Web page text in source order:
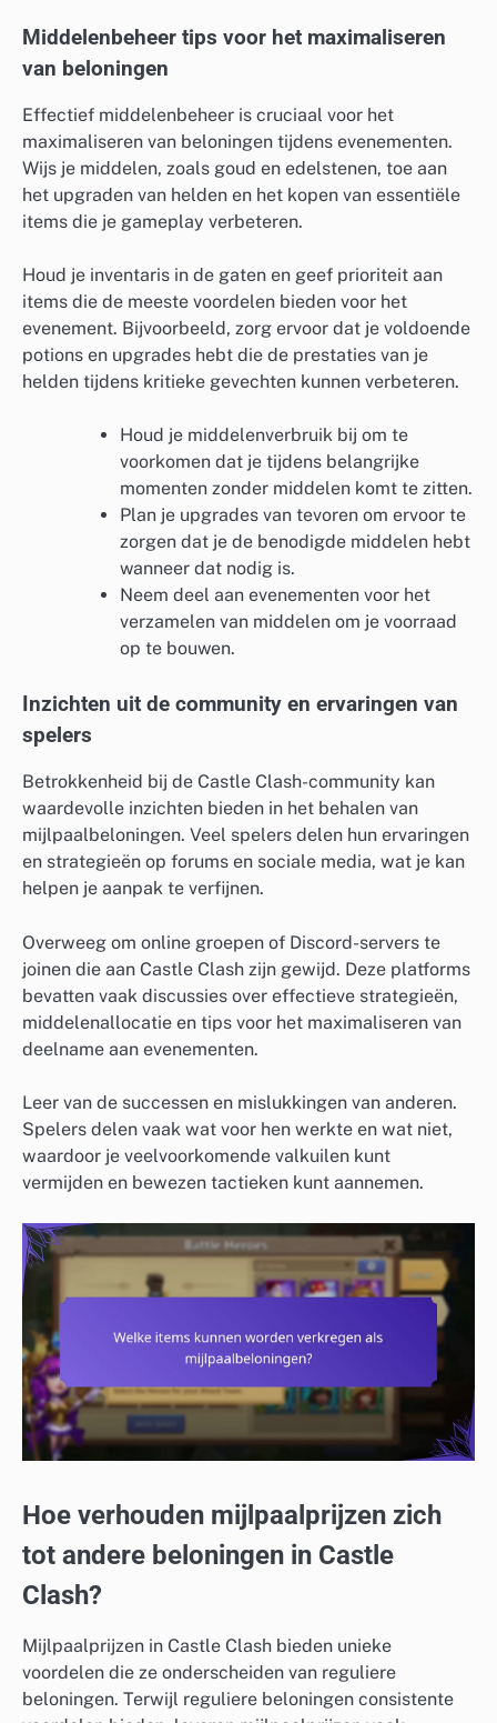
Middelenbeheer tips voor het maximaliseren
van beloningen
Effectief middelenbeheer is cruciaal voor het
maximaliseren van beloningen tijdens evenementen.
Wijs je middelen, zoals goud en edelstenen, toe aan
het upgraden van helden en het kopen van essentiële
items die je gameplay verbeteren.
Houd je inventaris in de gaten en geef prioriteit aan
items die de meeste voordelen bieden voor het
evenement. Bijvoorbeeld, zorg ervoor dat je voldoende
potions en upgrades hebt die de prestaties van je
helden tijdens kritieke gevechten kunnen verbeteren.
Houd je middelenverbruik bij om te
voorkomen dat je tijdens belangrijke
momenten zonder middelen komt te zitten.
Plan je upgrades van tevoren om ervoor te
zorgen dat je de benodigde middelen hebt
wanneer dat nodig is.
Neem deel aan evenementen voor het
verzamelen van middelen om je voorraad
op te bouwen.
Inzichten uit de community en ervaringen van
spelers
Betrokkenheid bij de Castle Clash-community kan
waardevolle inzichten bieden in het behalen van
mijlpaalbeloningen. Veel spelers delen hun ervaringen
en strategieën op forums en sociale media, wat je kan
helpen je aanpak te verfijnen.
Overweeg om online groepen of Discord-servers te
joinen die aan Castle Clash zijn gewijd. Deze platforms
bevatten vaak discussies over effectieve strategieën,
middelenallocatie en tips voor het maximaliseren van
deelname aan evenementen.
Leer van de successen en mislukkingen van anderen.
Spelers delen vaak wat voor hen werkte en wat niet,
waardoor je veelvoorkomende valkuilen kunt
vermijden en bewezen tactieken kunt aannemen.
Hoe verhouden mijlpaalprijzen zich
tot andere beloningen in Castle
Clash?
Mijlpaalprijzen in Castle Clash bieden unieke
voordelen die ze onderscheiden van reguliere
beloningen. Terwijl reguliere beloningen consistente